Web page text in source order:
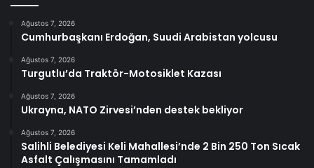
Ağustos 7, 2026
Cumhurbaşkanı Erdoğan, Suudi Arabistan yolcusu
Ağustos 7, 2026
Turgutlu’da Traktör-Motosiklet Kazası
Ağustos 7, 2026
Ukrayna, NATO Zirvesi’nden destek bekliyor
Ağustos 7, 2026
Salihli Belediyesi Keli Mahallesi’nde 2 Bin 250 Ton Sıcak
Asfalt Çalışmasını Tamamladı